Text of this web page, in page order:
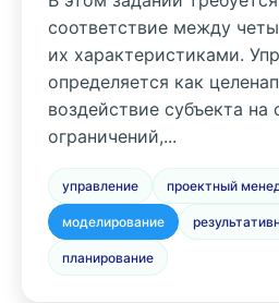
соответствие между
их характеристиками.
определяется как
воздействие субъекта на
ограничений,...
управление проектный
моделирование
планирование